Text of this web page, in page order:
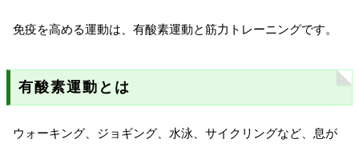
免疫を高める運動は、有酸素運動と筋力トレーニングです。
有酸素運動とは
ウォーキング、ジョギング、水泳、サイクリングなど、息が